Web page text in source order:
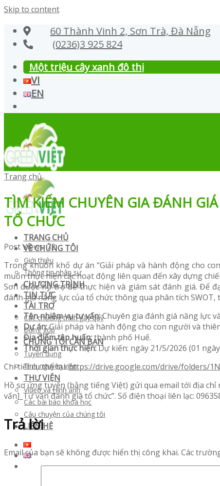
Skip to content
60 Thành Vinh 2, Sơn Trà, Đà Nẵng
(0236)3 925 824
Một triệu cây xanh đô thị
VI
EN
TRANG CHỦ
VỀ CHÚNG TÔI
Giới thiệu
Thông tin nhân sự
CHƯƠNG TRÌNH
TIN TỨC
TÀI TRỢ
Các chương trình gây quỹ
Đóng góp
CHÚNG TÔI CẦN BẠN
Tuyển dụng
Tình nguyện viên
THƯ VIỆN
Video và Hình ảnh
Các bài báo khoa học
Câu chuyện của chúng tôi
LIÊN HỆ
Trang chủ
TÌM KIẾM CHUYÊN GIA ĐÁNH
TỔ CHỨC
Post Views:72
Trong khuôn khổ dự án “Giải pháp và hành động cho
muốn thực hiện các hoạt động liên quan đến xây dựng
Sơn được hỗ trợ để thực hiện và giám sát đánh giá. Để
đánh giá năng lực của tổ chức thông qua phân tích
Tên nhiệm vụ tư vấn:Chuyên gia đánh giá năng lực
Dự án:Giải pháp và hành động cho con người và
Địa điểmtập huấn:thành phố Huế.
Thời gian thực hiện:Dự kiến: ngày 21/5/2026 (01
Chi tiết cụ thể tại:https://drive.google.com/drive/folders/
Hồ sơ ứng tuyển (bằng tiếng Việt) gửi qua email tới địa
vấn]_Tư vấn đánh giá tổ chức”. Số điện thoại liên lạc:
Trả lời
Email của bạn sẽ không được hiển thị công khai. Các